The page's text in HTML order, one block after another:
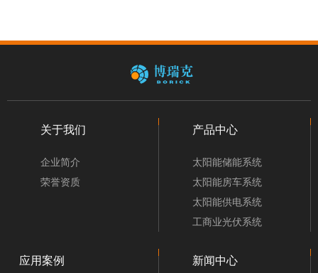
关于我们
企业简介
荣誉资质
产品中心
太阳能储能系统
太阳能房车系统
太阳能供电系统
工商业光伏系统
应用案例 新闻中心